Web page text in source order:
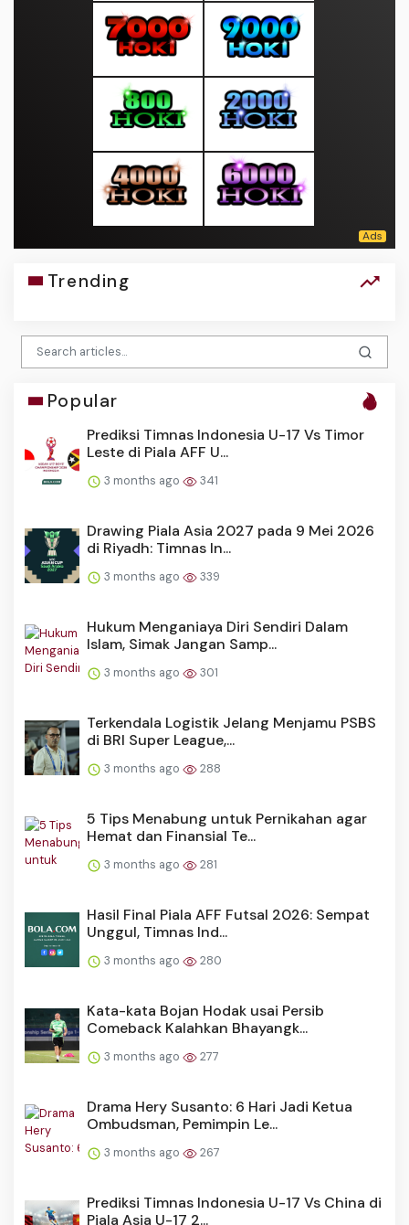
Trending
Popular
Prediksi Timnas Indonesia U-17 Vs Timor
Leste di Piala AFF U...
3 months ago 341
Drawing Piala Asia 2027 pada 9 Mei 2026
di Riyadh: Timnas In...
3 months ago 339
Hukum Menganiaya Diri Sendiri Dalam
Islam, Simak Jangan Samp...
3 months ago 301
Terkendala Logistik Jelang Menjamu PSBS
di BRI Super League,...
3 months ago 288
5 Tips Menabung untuk Pernikahan agar
Hemat dan Finansial Te...
3 months ago 281
Hasil Final Piala AFF Futsal 2026: Sempat
Unggul, Timnas Ind...
3 months ago 280
Kata-kata Bojan Hodak usai Persib
Comeback Kalahkan Bhayangk...
3 months ago 277
Drama Hery Susanto: 6 Hari Jadi Ketua
Ombudsman, Pemimpin Le...
3 months ago 267
Prediksi Timnas Indonesia U-17 Vs China di
Piala Asia U-17 2...